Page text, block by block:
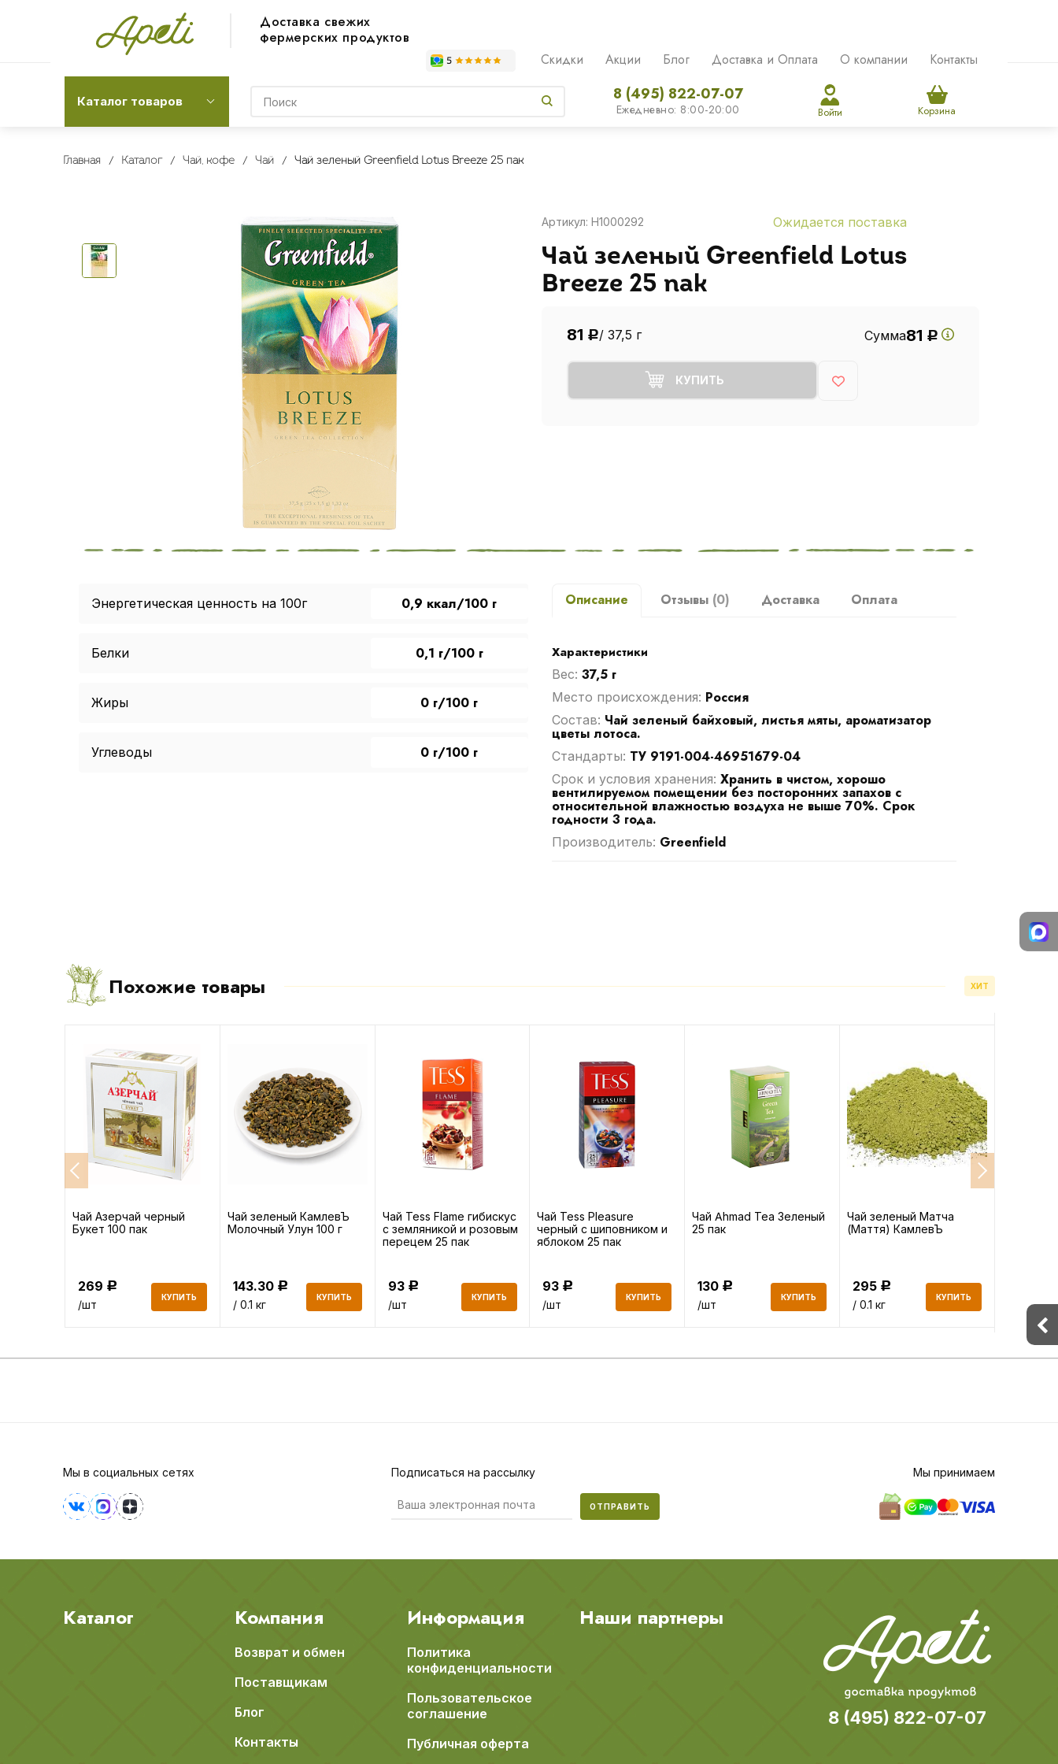
Доставка свежих
фермерских продуктов
Скидки Акции Блог Доставка и Оплата О компании Контакты
Каталог товаров 8 (495) 822-07-07
Ежедневно: 8:00-20:00 Войти Корзина
Главная Каталог Чай, кофе Чай Чай зеленый Greenfield Lotus Breeze 25 пак
Артикул: H1000292 Ожидается поставка
Чай зеленый Greenfield Lotus
Breeze 25 пак
81 Р/ 37,5 г Сумма81 Р
КУПИТЬ
Энергетическая ценность на 100г 0,9 ккал/100 г
Белки 0,1 г/100 г
Жиры 0 г/100 г
Углеводы 0 г/100 г
Описание Отзывы (0) Доставка Оплата
Характеристики
Вес: 37,5 г
Место происхождения: Россия
Cостав: Чай зеленый байховый, листья мяты, ароматизатор
цветы лотоса.
Стандарты: ТУ 9191-004-46951679-04
Срок и условия хранения: Хранить в чистом, хорошо
вентилируемом помещении без посторонних запахов с
относительной влажностью воздуха не выше 70%. Срок
годности 3 года.
Производитель: Greenfield
Похожие товары ХИТ
Чай Азерчай черный
Букет 100 пак
269 Р
/шт
КУПИТЬ
Чай зеленый КамлевЪ
Молочный Улун 100 г
143.30 Р
/ 0.1 кг
КУПИТЬ
Чай Tess Flame гибискус
с земляникой и розовым
перецем 25 пак
93 Р
/шт
КУПИТЬ
Чай Tess Pleasure
черный с шиповником и
яблоком 25 пак
93 Р
/шт
КУПИТЬ
Чай Ahmad Tea Зеленый
25 пак
130 Р
/шт
КУПИТЬ
Чай зеленый Матча
(Маття) КамлевЪ
295 Р
/ 0.1 кг
КУПИТЬ
/ 0.1 кг
Мы в социальных сетях Подписаться на рассылку
ОТПРАВИТЬ
Мы принимаем
Каталог Компания
Возврат и обмен
Поставщикам
Блог
Контакты
Информация
Политика
конфиденциальности
Пользовательское
соглашение
Публичная оферта
Наши партнеры
8 (495) 822-07-07